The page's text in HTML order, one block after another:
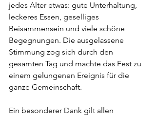
jedes Alter etwas: gute Unterhaltung,
leckeres Essen, geselliges
Beisammensein und viele schöne
Begegnungen. Die ausgelassene
Stimmung zog sich durch den
gesamten Tag und machte das Fest zu
einem gelungenen Ereignis für die
ganze Gemeinschaft.
Ein besonderer Dank gilt allen